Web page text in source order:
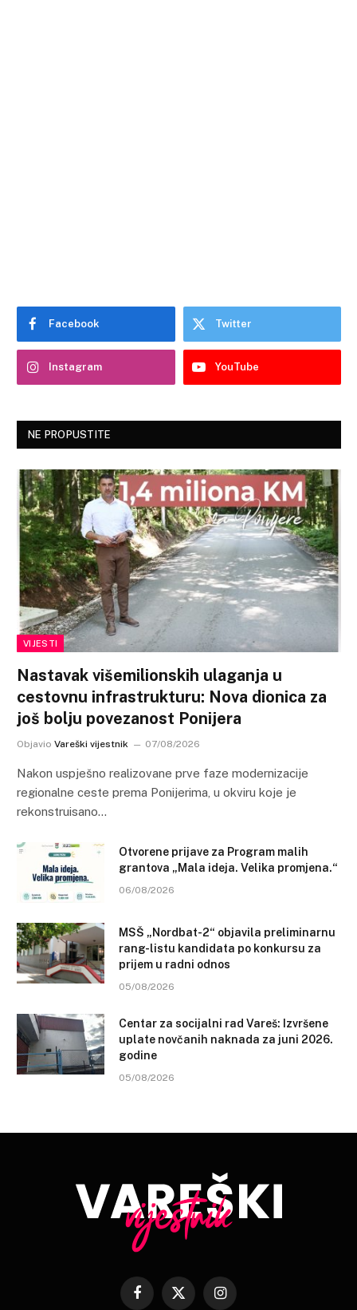
Facebook Twitter
Instagram YouTube
NE PROPUSTITE
VIJESTI
Nastavak višemilionskih ulaganja u
cestovnu infrastrukturu: Nova dionica za
još bolju povezanost Ponijera
Objavio Vareški vijestnik 07/08/2026
Nakon uspješno realizovane prve faze modernizacije
regionalne ceste prema Ponijerima, u okviru koje je
rekonstruisano…
Otvorene prijave za Program malih
grantova „Mala ideja. Velika promjena.“
06/08/2026
MSŠ „Nordbat-2“ objavila preliminarnu
rang-listu kandidata po konkursu za
prijem u radni odnos
05/08/2026
Centar za socijalni rad Vareš: Izvršene
uplate novčanih naknada za juni 2026.
godine
05/08/2026
Facebook
X
Instagram